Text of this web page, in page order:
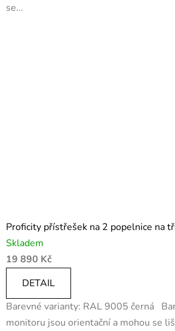
se...
Proficity přístřešek na 2 popelnice na
Skladem
19 890 Kč
DETAIL
Barevné varianty: RAL 9005 černá
monitoru jsou orientační a mohou se